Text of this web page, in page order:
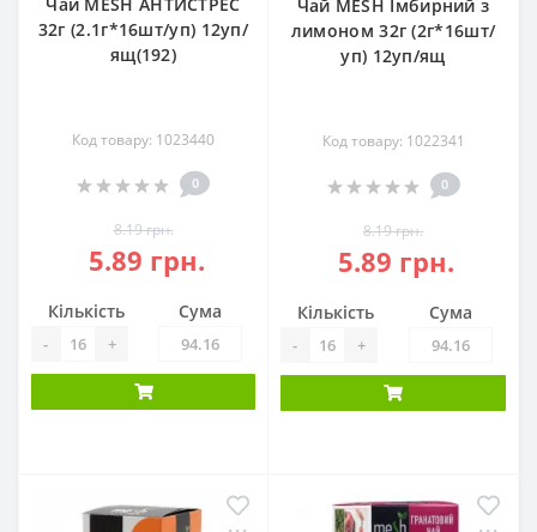
32г (2.1г*16шт/уп) 12уп/
ящ(192)
Код товару: 1023440
0
8.19 грн.
5.89 грн.
Кількість
- +
Сума
Чай MESH Імбирний з
лимоном 32г (2г*16шт/
уп) 12уп/ящ
Код товару: 1022341
0
8.19 грн.
5.89 грн.
Кількість
- +
Сума